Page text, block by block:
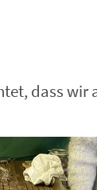
dass